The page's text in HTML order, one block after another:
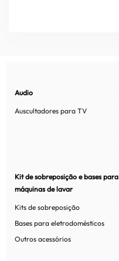
Audio
Auscultadores para TV
Kit de sobreposição e bases para
máquinas de lavar
Kits de sobreposição
Bases para eletrodomésticos
Outros acessórios